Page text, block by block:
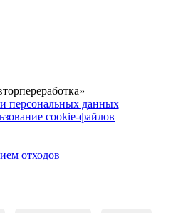
персональных данных
cookie-файлов
отходов